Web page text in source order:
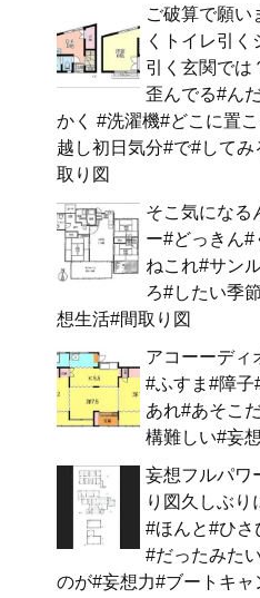
ご破算で願い
くトイレ引く
引く玄関では
歪んでる#ん
かく #洗濯機#どこに置こ
越し初日気分#で#してみ
取り図
そこ気になる
ー#どっきん#
ねこれ#サン
ろ#したい季
想生活#間取り図
アコーーディ
#ふすま#障子
あれ#あそこ
構難しい#妄
妄想フルパワ
り図久しぶり
#ほんと#ひさ
#だったみた
のが#妄想力#ブートキャ